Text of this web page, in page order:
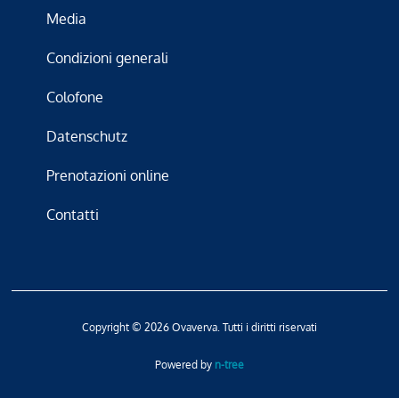
Media
Condizioni generali
Colofone
Datenschutz
Prenotazioni online
Contatti
Copyright © 2026 Ovaverva. Tutti i diritti riservati
Powered by n-tree